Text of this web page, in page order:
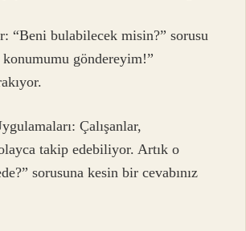
“Beni bulabilecek misin?” sorusu
göndereyim!”
Çalışanlar,
takip edebiliyor. Artık o
sorusuna kesin bir cevabınız